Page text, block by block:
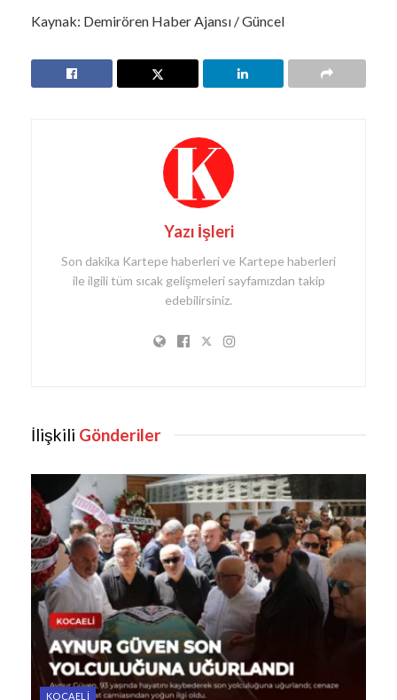
Kaynak: Demirören Haber Ajansı / Güncel
Yazı İşleri
Son dakika Kartepe haberleri ve Kartepe haberleri
ile ilgili tüm sıcak gelişmeleri sayfamızdan takip
edebilirsiniz.
İlişkili Gönderiler
KOCAELI